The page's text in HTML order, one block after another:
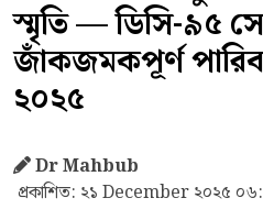
স্মৃতি — ডিসি-৯৫
জাঁকজমকপূর্ণ
২০২৫
Dr Mahbub
প্রকাশিত: ২১ December ২০২৫